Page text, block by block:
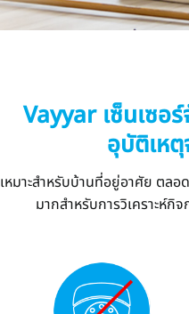
Vayyar เซ็นเซอ
อุบัติเห
เหมาะสำหรับบ้านที่อยู่อาศัย ตล
มากสำหรับการวิเคราะห์